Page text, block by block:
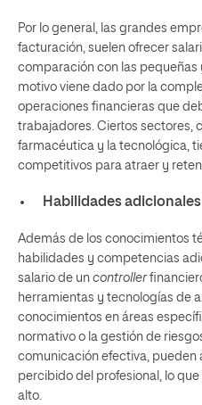
Por lo general, las grandes
facturación, suelen ofrecer
comparación con las pequeñas
motivo viene dado por la
operaciones financieras que
trabajadores. Ciertos sectores,
farmacéutica y la tecnológica,
competitivos para atraer y
Habilidades
Además de los conocimientos
habilidades y competencias
salario de un controller
herramientas y tecnologías de
conocimientos en áreas
normativo o la gestión de
comunicación efectiva, pueden
percibido del profesional, lo
alto.